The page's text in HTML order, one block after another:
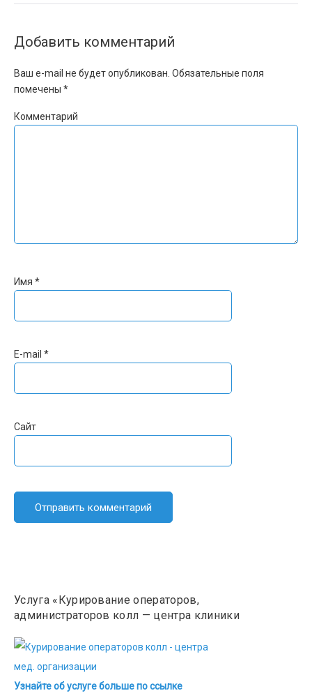
Добавить комментарий
Ваш e-mail не будет опубликован. Обязательные поля
помечены *
Комментарий
Имя *
E-mail *
Сайт
Услуга «Курирование операторов,
администраторов колл — центра клиники
Узнайте об услуге больше по ссылке